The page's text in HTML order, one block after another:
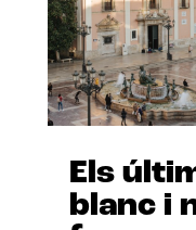
Els
blanc i